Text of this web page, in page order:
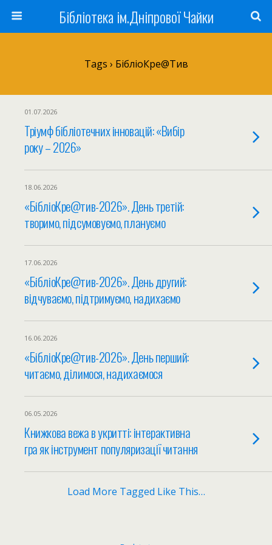
Бібліотека ім.Дніпрової Чайки
Tags › БібліоКре@тив
01.07.2026
Тріумф бібліотечних інновацій: «Вибір
року – 2026»
18.06.2026
«БібліоКре@тив-2026». День третій:
творимо, підсумовуємо, плануємо
17.06.2026
«БібліоКре@тив-2026». День другий:
відчуваємо, підтримуємо, надихаємо
16.06.2026
«БібліоКре@тив-2026». День перший:
читаємо, ділимося, надихаємося
06.05.2026
Книжкова вежа в укритті: інтерактивна
гра як інструмент популяризації читання
Load More Tagged Like This…